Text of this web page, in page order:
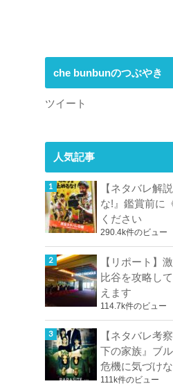
che bunbunのつぶやき
ツイート
人気記事
【ネタバレ解
な!』鑑賞前に
ください
290.4k件のビュー
【リポート】
比谷を攻略し
えます
114.7k件のビュー
【ネタバレ考
下の家族』ブ
危機に気づけ
111k件のビュー